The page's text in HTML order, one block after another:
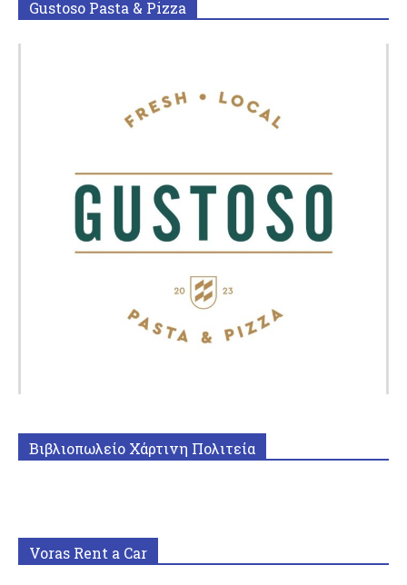
Gustoso Pasta & Pizza
Βιβλιοπωλείο Χάρτινη Πολιτεία
Voras Rent a Car